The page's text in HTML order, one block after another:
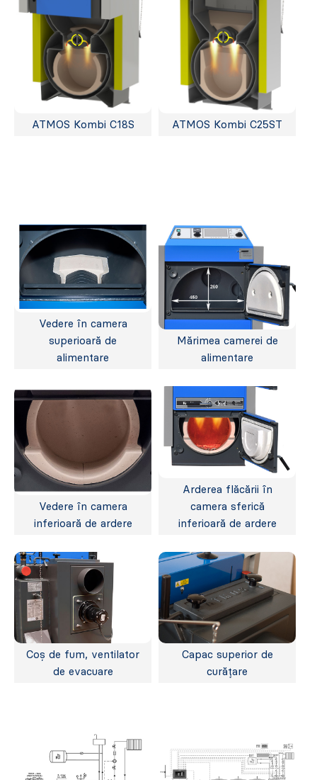
ATMOS Kombi C18S ATMOS Kombi C25ST
Vedere în camera
superioară de
alimentare
Mărimea camerei de
alimentare
Vedere în camera
inferioară de ardere
Arderea flăcării în
camera sferică
inferioară de ardere
Coș de fum, ventilator
de evacuare
Capac superior de
curățare